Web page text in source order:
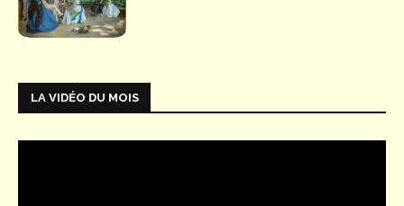
LA VIDÉO DU MOIS